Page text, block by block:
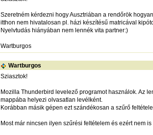
Szeretném kérdezni hogy Ausztriában a rendőrök
itthon nem hivatalosan pl. házi készítésű matricával
Nyelvtudás hiányában nem lennék vita partner:)
Wartburgos
Wartburgos
Sziasztok!
Mozilla Thunderbird levelező programot használok. Az
mappába helyezi olvasatlan levélként.
Korábban másik gépen ezt szándékosan a szűrő
Most már nincsen ilyen szűrési feltételem és ezért nem